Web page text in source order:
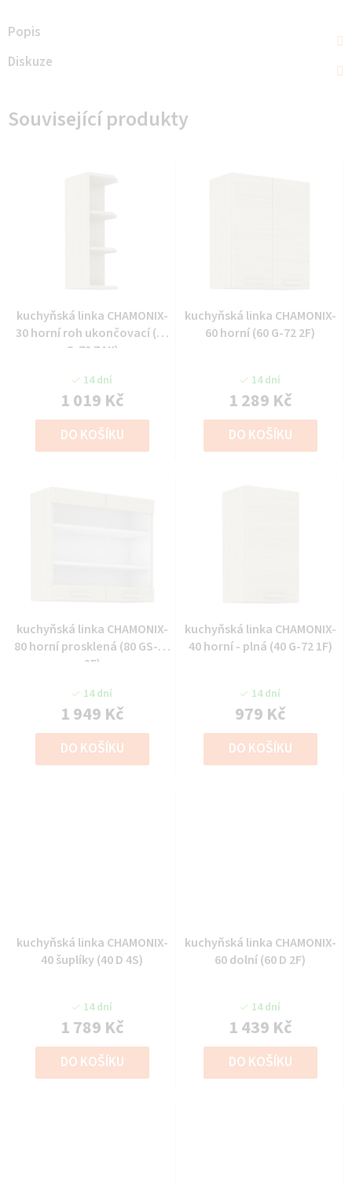
Popis
Diskuze
Související produkty
kuchyňská linka CHAMONIX-
30 horní roh ukončovací (30
G-72 ZAK)
14 dní
1 019 Kč
DO KOŠÍKU
kuchyňská linka CHAMONIX-
60 horní (60 G-72 2F)
14 dní
1 289 Kč
DO KOŠÍKU
kuchyňská linka CHAMONIX-
80 horní prosklená (80 GS-72
2F)
14 dní
1 949 Kč
DO KOŠÍKU
kuchyňská linka CHAMONIX-
40 horní - plná (40 G-72 1F)
14 dní
979 Kč
DO KOŠÍKU
kuchyňská linka CHAMONIX-
40 šuplíky (40 D 4S)
14 dní
1 789 Kč
DO KOŠÍKU
kuchyňská linka CHAMONIX-
60 dolní (60 D 2F)
14 dní
1 439 Kč
DO KOŠÍKU